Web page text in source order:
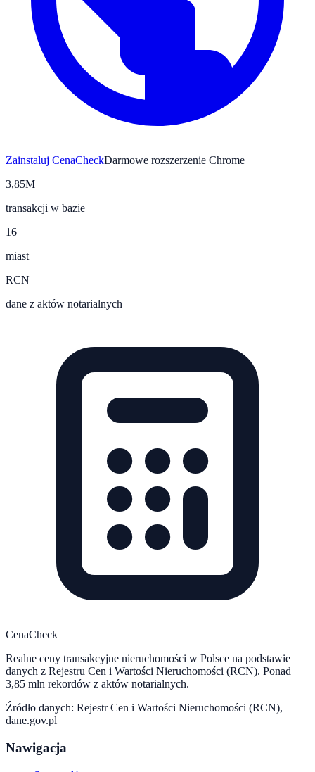
Zainstaluj CenaCheckDarmowe rozszerzenie Chrome
3,85M
transakcji w bazie
16+
miast
RCN
dane z aktów notarialnych
CenaCheck
Realne ceny transakcyjne nieruchomości w Polsce na podstawie
danych z Rejestru Cen i Wartości Nieruchomości (RCN). Ponad
3,85 mln rekordów z aktów notarialnych.
Źródło danych: Rejestr Cen i Wartości Nieruchomości (RCN),
dane.gov.pl
Nawigacja